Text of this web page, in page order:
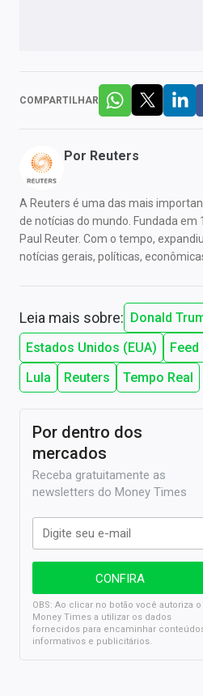
COMPARTILHAR
Por Reuters
A Reuters é uma das mais
de notícias do mundo. Fundada em
Paul Reuter. Com o tempo,
notícias gerais, políticas,
Leia mais sobre: Donald
Estados Unidos (EUA)
Feed
Lula
Reuters Tempo Real
Por dentro dos
mercados
Receba gratuitamente as
newsletters do Money Times
OBS: Ao clicar no botão você autoriza o
Money Times a utilizar os dados
fornecidos para encaminhar
informativos e publicitários.